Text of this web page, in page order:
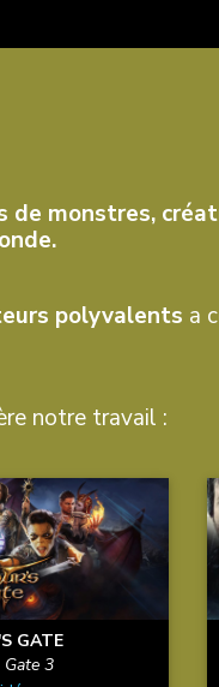
de monstres,
polyvalents a
notre travail :
GATE
3